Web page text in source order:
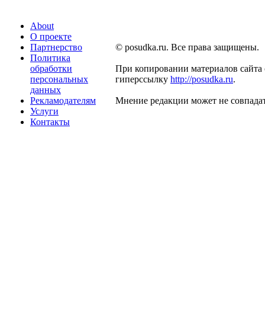
About
О проекте
Партнерство
Политика
обработки
персональных
данных
Рекламодателям
Услуги
Контакты
© posudka.ru. Все права защищены.
При копировании материалов сайта
гиперссылку http://posudka.ru.
Мнение редакции может не